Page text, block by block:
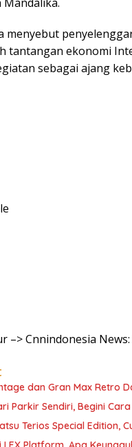
menyebut
tantangan ekonomi
sebagai ajang
–> Cnnindonesia
dan Gran Max Retro
Parkir Sendiri, Begini
Terios Special Edition,